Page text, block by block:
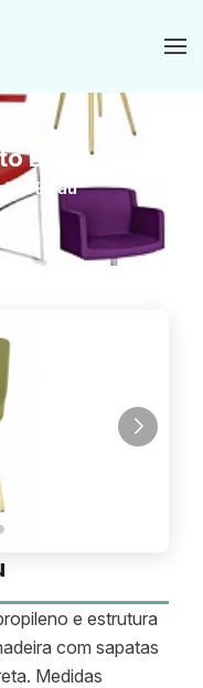
Beau
Beau
e estrutura
com sapatas
Medidas